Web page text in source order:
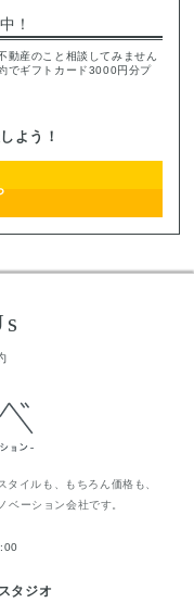
！
動産のこと相談してみません
でギフトカード3000円分プ
よう！
イルも、もちろん価格も、
ベーション会社です。
タジオ